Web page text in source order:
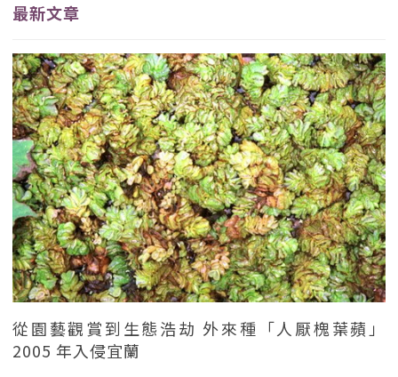
最新文章
從園藝觀賞到生態浩劫 外來種「人厭槐葉蘋」
2005 年入侵宜蘭